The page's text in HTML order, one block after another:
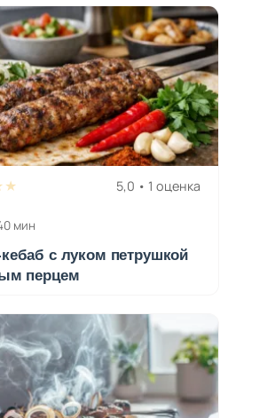
5,0 • 1 оценка
мин
с луком петрушкой
перцем